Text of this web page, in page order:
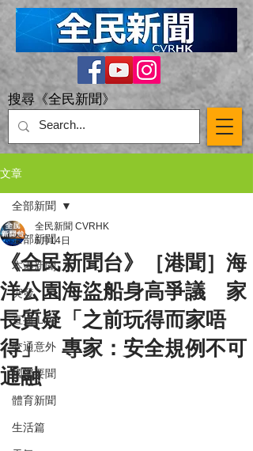
搜尋《全民新聞》
文章
全部新聞
本港新聞
突發
直播 Live
交通意外
國際要聞
體育新聞
生活篇
全部新聞
《全民新聞台》［港聞］海
洋公園海盜船身高爭議 家
長質疑「之前玩得而家唔
得」 專家：安全規例不可
通融
全民新聞 CVRHK
6月14日